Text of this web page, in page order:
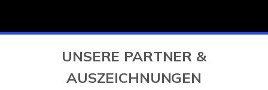
UNSERE PARTNER &
AUSZEICHNUNGEN